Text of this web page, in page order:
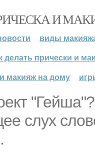
И
виды
делать прически и
макияж на дому
"Гейша"?
слух